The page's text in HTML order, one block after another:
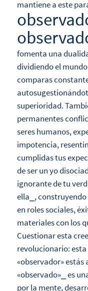
mantiene a este
fomenta una
dividiendo el
comparas
superioridad.
permanentes
seres humanos,
impotencia,
cumplidas tus
de ser un yo
ignorante de tu
ella⎯,
en roles sociales,
materiales con los
Cuestionar esta
revolucionario:
«observador»
«observado»⎯ es
por la mente,